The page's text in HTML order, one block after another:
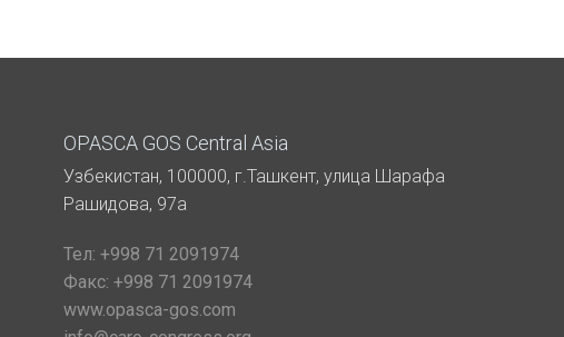
OPASCA GOS Central Asia
Узбекистан, 100000, г.Ташкент, улица Шарафа
Рашидова, 97а
Тел: +998 71 2091974
Факс: +998 71 2091974
www.opasca-gos.com